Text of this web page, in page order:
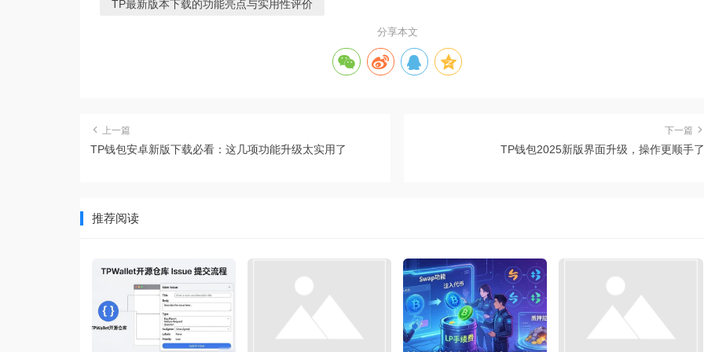
TP最新版本下载的功能亮点与实用性评价
分享本文
上一篇
TP钱包安卓新版下载必看：这几项功能升级太实用了
下一篇
TP钱包2025新版界面升级，操作更顺手了
推荐阅读